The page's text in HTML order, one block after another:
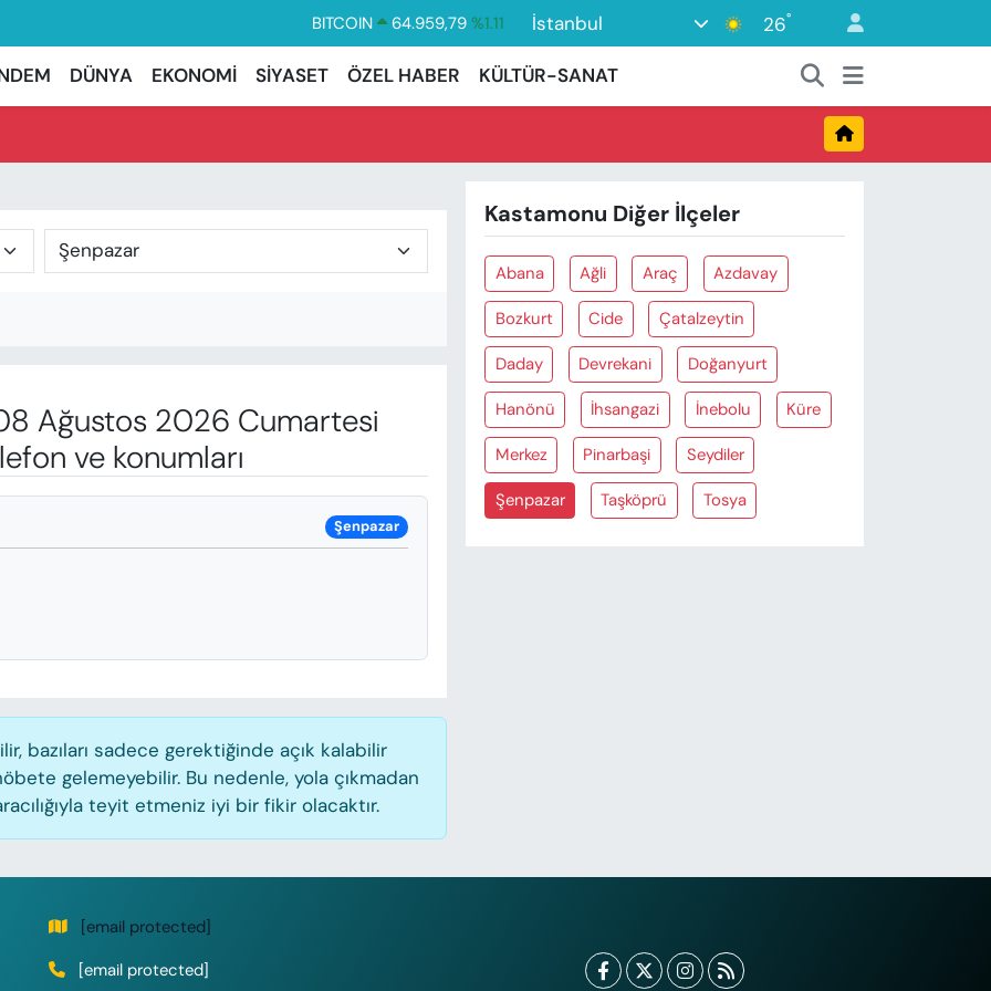
BITCOIN 64.959,79 %1.11
DOLAR
47,7436
%0.18
EURO
55,2510 %0.32
%-14
İstanbul 26°
DÜNYA EKONOMİ SİYASET ÖZEL HABER KÜLTÜR-SANAT
Ağustos 2026 Cumartesi
ve konumları
Şenpazar
bazıları sadece gerektiğinde açık kalabilir
gelemeyebilir. Bu nedenle, yola çıkmadan
teyit etmeniz iyi bir fikir olacaktır.
Kastamonu Diğer İlçeler
Abana Ağli Araç Azdavay
Bozkurt Cide Çatalzeytin
Daday Devrekani Doğanyurt
Hanönü İhsangazi İnebolu Küre
Merkez Pinarbaşi Seydiler
Şenpazar Taşköprü Tosya
[email protected]
[email protected]